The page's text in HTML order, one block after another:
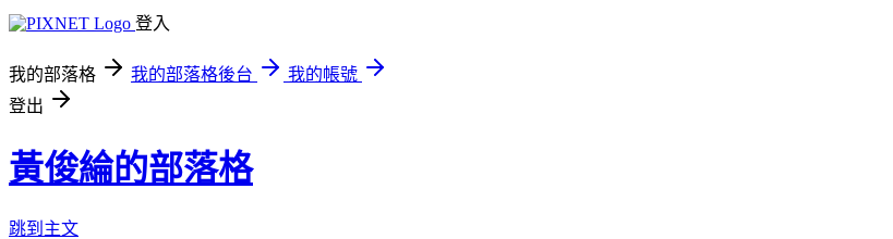
登入
我的部落格 我的部落格後台
我的帳號
登出
黃俊綸的部落格
跳到主文